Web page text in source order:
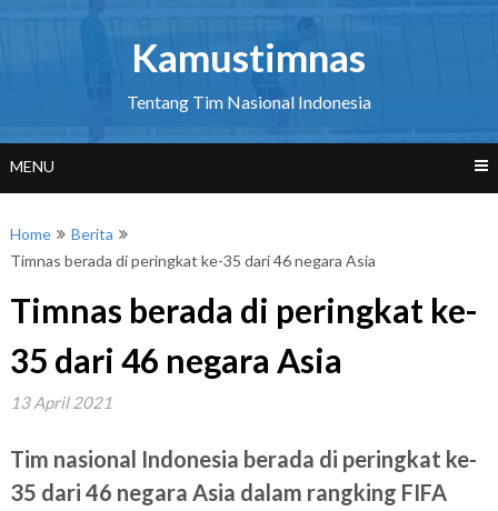
Kamustimnas
Tentang Tim Nasional Indonesia
MENU
Home
Berita
Timnas berada di peringkat ke-35 dari 46 negara Asia
Timnas berada di peringkat ke-
35 dari 46 negara Asia
13 April 2021
Tim nasional Indonesia berada di peringkat ke-
35 dari 46 negara Asia dalam rangking FIFA